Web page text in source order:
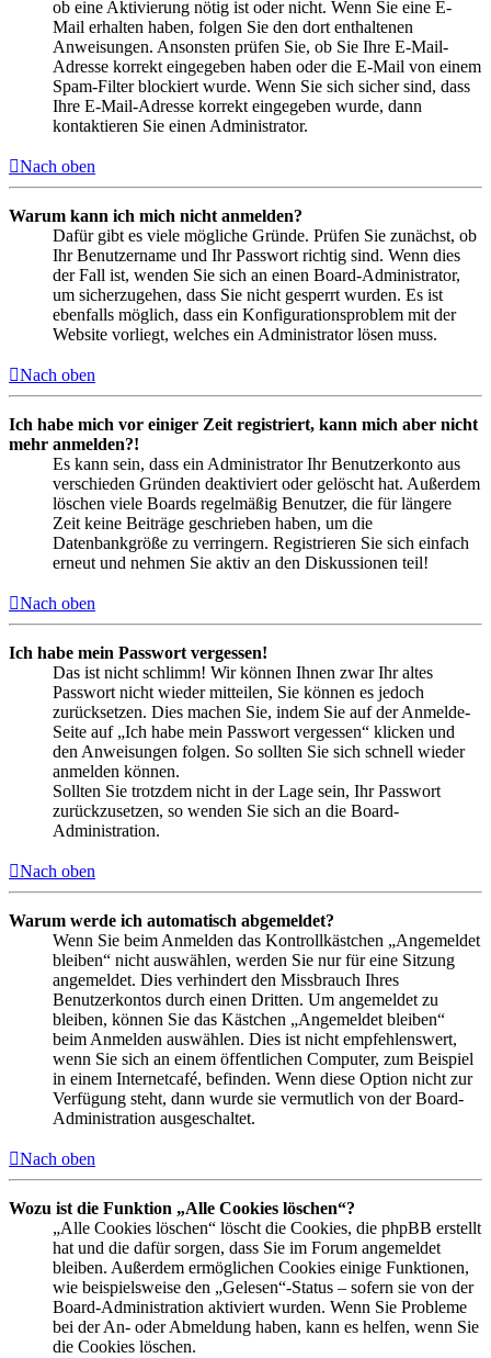
ob eine Aktivierung nötig ist oder nicht. Wenn Sie eine E-
Mail erhalten haben, folgen Sie den dort enthaltenen
Anweisungen. Ansonsten prüfen Sie, ob Sie Ihre E-Mail-
Adresse korrekt eingegeben haben oder die E-Mail von einem
Spam-Filter blockiert wurde. Wenn Sie sich sicher sind, dass
Ihre E-Mail-Adresse korrekt eingegeben wurde, dann
kontaktieren Sie einen Administrator.
Nach oben
Warum kann ich mich nicht anmelden?
Dafür gibt es viele mögliche Gründe. Prüfen Sie zunächst, ob
Ihr Benutzername und Ihr Passwort richtig sind. Wenn dies
der Fall ist, wenden Sie sich an einen Board-Administrator,
um sicherzugehen, dass Sie nicht gesperrt wurden. Es ist
ebenfalls möglich, dass ein Konfigurationsproblem mit der
Website vorliegt, welches ein Administrator lösen muss.
Nach oben
Ich habe mich vor einiger Zeit registriert, kann mich aber nicht
mehr anmelden?!
Es kann sein, dass ein Administrator Ihr Benutzerkonto aus
verschieden Gründen deaktiviert oder gelöscht hat. Außerdem
löschen viele Boards regelmäßig Benutzer, die für längere
Zeit keine Beiträge geschrieben haben, um die
Datenbankgröße zu verringern. Registrieren Sie sich einfach
erneut und nehmen Sie aktiv an den Diskussionen teil!
Nach oben
Ich habe mein Passwort vergessen!
Das ist nicht schlimm! Wir können Ihnen zwar Ihr altes
Passwort nicht wieder mitteilen, Sie können es jedoch
zurücksetzen. Dies machen Sie, indem Sie auf der Anmelde-
Seite auf „Ich habe mein Passwort vergessen“ klicken und
den Anweisungen folgen. So sollten Sie sich schnell wieder
anmelden können.
Sollten Sie trotzdem nicht in der Lage sein, Ihr Passwort
zurückzusetzen, so wenden Sie sich an die Board-
Administration.
Nach oben
Warum werde ich automatisch abgemeldet?
Wenn Sie beim Anmelden das Kontrollkästchen „Angemeldet
bleiben“ nicht auswählen, werden Sie nur für eine Sitzung
angemeldet. Dies verhindert den Missbrauch Ihres
Benutzerkontos durch einen Dritten. Um angemeldet zu
bleiben, können Sie das Kästchen „Angemeldet bleiben“
beim Anmelden auswählen. Dies ist nicht empfehlenswert,
wenn Sie sich an einem öffentlichen Computer, zum Beispiel
in einem Internetcafé, befinden. Wenn diese Option nicht zur
Verfügung steht, dann wurde sie vermutlich von der Board-
Administration ausgeschaltet.
Nach oben
Wozu ist die Funktion „Alle Cookies löschen“?
„Alle Cookies löschen“ löscht die Cookies, die phpBB erstellt
hat und die dafür sorgen, dass Sie im Forum angemeldet
bleiben. Außerdem ermöglichen Cookies einige Funktionen,
wie beispielsweise den „Gelesen“-Status – sofern sie von der
Board-Administration aktiviert wurden. Wenn Sie Probleme
bei der An- oder Abmeldung haben, kann es helfen, wenn Sie
die Cookies löschen.